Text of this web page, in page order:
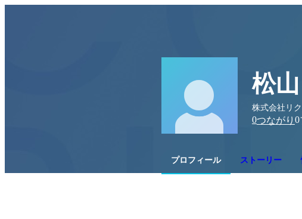
松
株式会社リ
0つながり 0
プロフィール ストーリー